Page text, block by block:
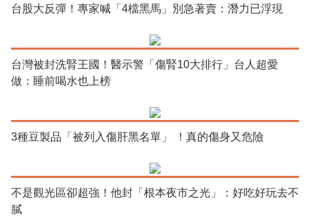
台股大反彈！專家喊「4檔黑馬」別急著賣：潛力已浮現
台灣被封洗腎王國！醫示警「傷腎10大排行」台人超愛
做：睡前喝水也上榜
3種豆製品「被列入傷肝黑名單」 ！真的傷身又危險
不是觀光區卻超強！他封「根本夜市之光」：好吃好玩去不
膩